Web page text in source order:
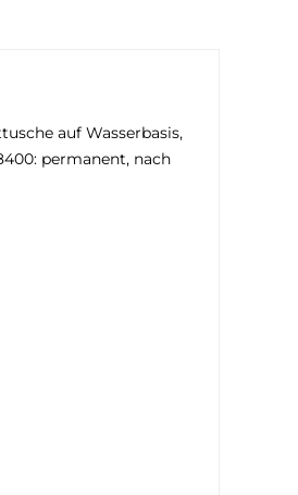
auf Wasserbasis,
permanent, nach